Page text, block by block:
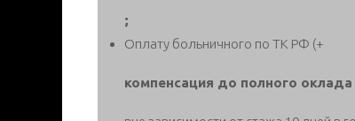
;
Оплату больничного по ТК РФ (+
компенсация до полного оклада